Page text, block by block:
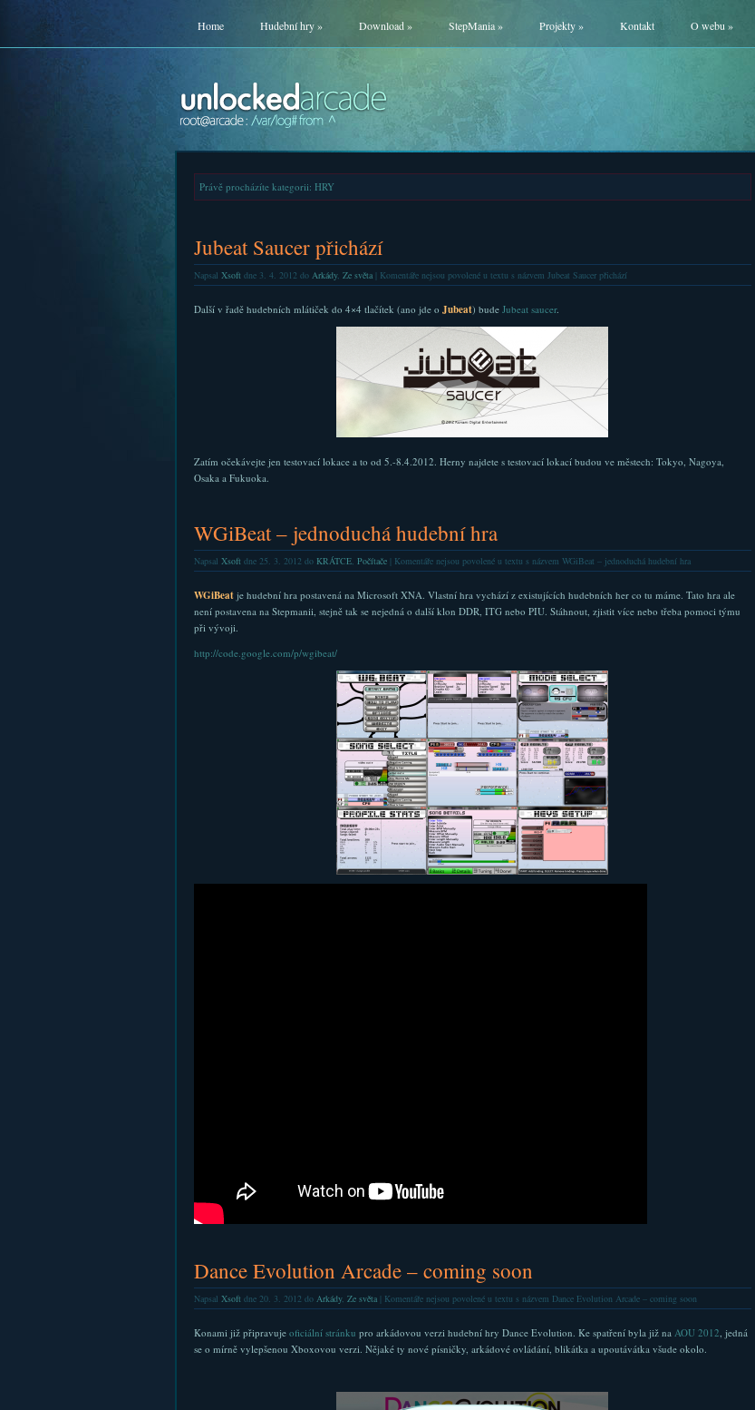
Home Hudební hry» Download» StepMania» Projekty» Kontakt O webu »
Právě procházíte kategorii: HRY
Jubeat Saucer přichází
Napsal Xsoftdne 3. 4. 2012 do Arkády, Ze světa| Komentáře nejsou povolenéu textu s názvem Jubeat Saucer přichází
Další v řadě hudebních mlátiček do 4×4 tlačítek (ano jde o Jubeat) bude Jubeat saucer.
Zatím očekávejte jen testovací lokace a to od 5.-8.4.2012. Herny najdete s testovací lokací budou ve městech: Tokyo, Nagoya,
Osaka a Fukuoka.
WGiBeat – jednoduchá hudební hra
Napsal Xsoftdne 25. 3. 2012 do KRÁTCE, Počítače| Komentáře nejsou povolenéu textu s názvem WGiBeat – jednoduchá hudební hra
WGiBeatje hudební hra postavená na Microsoft XNA. Vlastní hra vychází z existujících hudebních her co tu máme. Tato hra ale
není postavena na Stepmanii, stejně tak se nejedná o další klon DDR, ITG nebo PIU. Stáhnout, zjistit více nebo třeba pomoci týmu
při vývoji.
http://code.google.com/p/wgibeat/
Dance Evolution Arcade – coming soon
Napsal Xsoftdne 20. 3. 2012 do Arkády, Ze světa| Komentáře nejsou povolenéu textu s názvem Dance Evolution Arcade – coming soon
Konami již připravuje oficiální stránku pro arkádovou verzi hudební hry Dance Evolution. Ke spatření byla již na AOU 2012, jedná
se o mírně vylepšenou Xboxovou verzi. Nějaké ty nové písničky, arkádové ovládání, blikátka a upoutávátka všude okolo.